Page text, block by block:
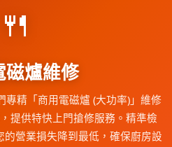
🍴
磁爐維修
精「商用電磁爐 (大功率)」維修
提供特快上門搶修服務。精準檢
營業損失降到最低，確保廚房設